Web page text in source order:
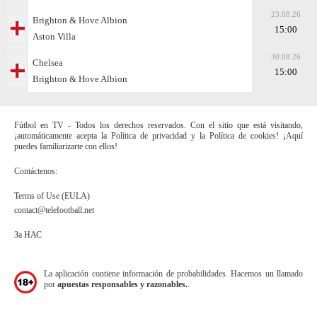
Brighton & Hove Albion
Aston Villa
23.08.26
15:00
Chelsea
Brighton & Hove Albion
30.08.26
15:00
Fútbol en TV - Todos los derechos reservados. Con el sitio que está visitando,
¡automáticamente acepta la Política de privacidad y la Política de cookies! ¡Aquí
puedes familiarizarte con ellos!
Contáctenos:
Terms of Use (EULA)
contact@telefootball.net
За НАС
La aplicación contiene información de probabilidades. Hacemos un llamado
por apuestas responsables y razonables.